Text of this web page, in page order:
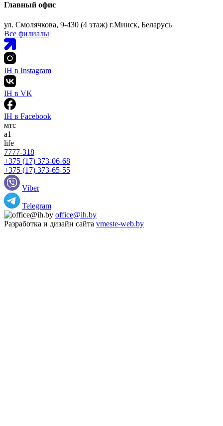
Главный офис
ул. Смолячкова, 9-430 (4 этаж) г.Минск, Беларусь
Все филиалы
IH в Instagram
IH в VK
IH в Facebook
мтс
а1
life
7777-318
+375 (17) 373-06-68
+375 (17) 373-65-55
Viber
Telegram
office@ih.by
Разработка и дизайн сайта vmeste-web.by